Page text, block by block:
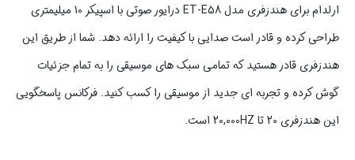
ارلدام برای هندزفری مدل ET-E58 درایور صوتی با اسپیکر 10 میلیمتری
طراحی کرده و قادر است صدایی با کیفیت را ارائه دهد. شما از طریق این
هندزفری قادر هستید که تمامی سبک های موسیقی را به تمام جزئیات
گوش کرده و تجربه ای جدید از موسیقی را کسب کنید. فرکانس پاسخگویی
این هندزفری 20 تا 20,000HZ است.